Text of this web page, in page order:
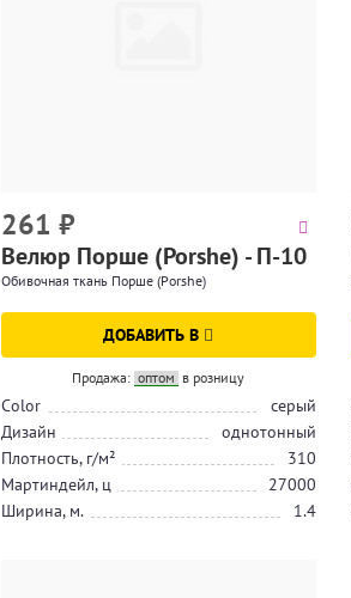
261 ₽
Велюр Порше (Porshe) - П-10
Обивочная ткань Порше (Porshe)
ДОБАВИТЬ В
Продажа: оптом в розницу
Color
серый
Дизайн
однотонный
Плотность, г/м²
310
Мартиндейл, ц
27000
Ширина, м.
1.4